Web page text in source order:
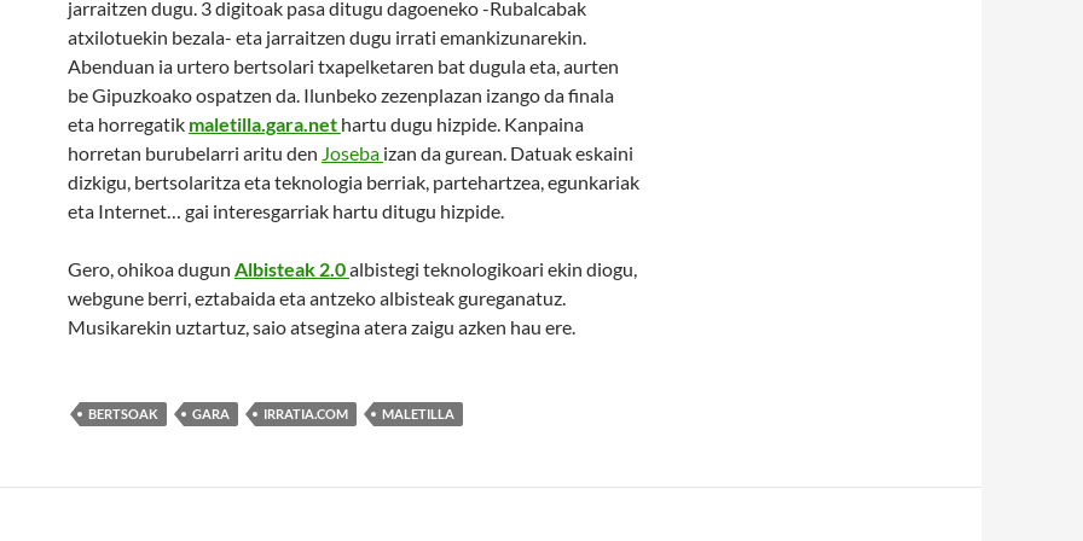
jarraitzen dugu. 3 digitoak pasa ditugu dagoeneko -Rubalcabak
atxilotuekin bezala- eta jarraitzen dugu irrati emankizunarekin.
Abenduan ia urtero bertsolari txapelketaren bat dugula eta, aurten
be Gipuzkoako ospatzen da. Ilunbeko zezenplazan izango da finala
eta horregatik maletilla.gara.net hartu dugu hizpide. Kanpaina
horretan burubelarri aritu den Joseba izan da gurean. Datuak eskaini
dizkigu, bertsolaritza eta teknologia berriak, partehartzea, egunkariak
eta Internet… gai interesgarriak hartu ditugu hizpide.
Gero, ohikoa dugun Albisteak 2.0albistegi teknologikoari ekin diogu,
webgune berri, eztabaida eta antzeko albisteak gureganatuz.
Musikarekin uztartuz, saio atsegina atera zaigu azken hau ere.
BERTSOAK GARA IRRATIA.COM MALETILLA